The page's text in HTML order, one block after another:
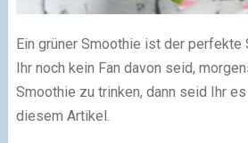
Ein grüner Smoothie ist der perfekte
Ihr noch kein Fan davon seid,
Smoothie zu trinken, dann seid Ihr
diesem Artikel.